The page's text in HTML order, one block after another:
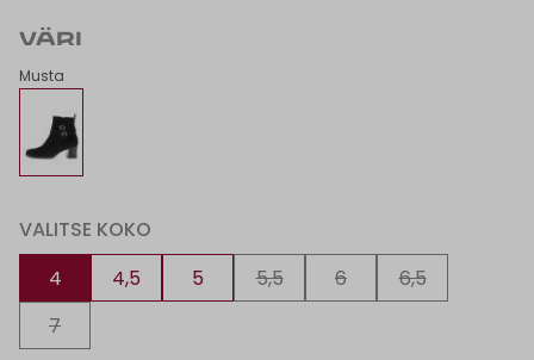
VÄRI
Musta
VALITSE KOKO
4
4,5 5 5,5 6
6,5
7